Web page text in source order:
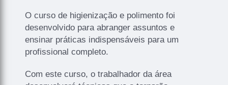
O curso de higienização e polimento foi
desenvolvido para abranger assuntos e
ensinar práticas indispensáveis para um
profissional completo.
Com este curso, o trabalhador da área